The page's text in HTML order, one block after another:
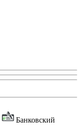
Банковский